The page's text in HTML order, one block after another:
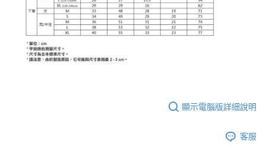
顯示電腦版詳細說明
客服